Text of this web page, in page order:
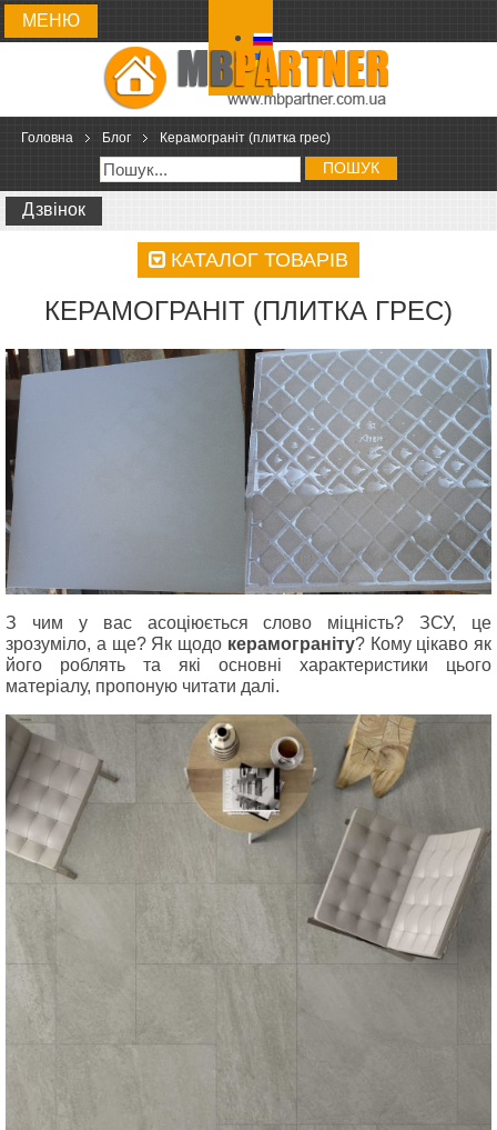
МЕНЮ
Головна Блог Керамограніт (плитка грес)
ПОШУК
Дзвінок
КАТАЛОГ ТОВАРІВ
КЕРАМОГРАНІТ (ПЛИТКА ГРЕС)
З чим у вас асоціюється слово міцність? ЗСУ, це
зрозуміло, а ще? Як щодо керамограніту? Кому цікаво як
його роблять та які основні характеристики цього
матеріалу, пропоную читати далі.